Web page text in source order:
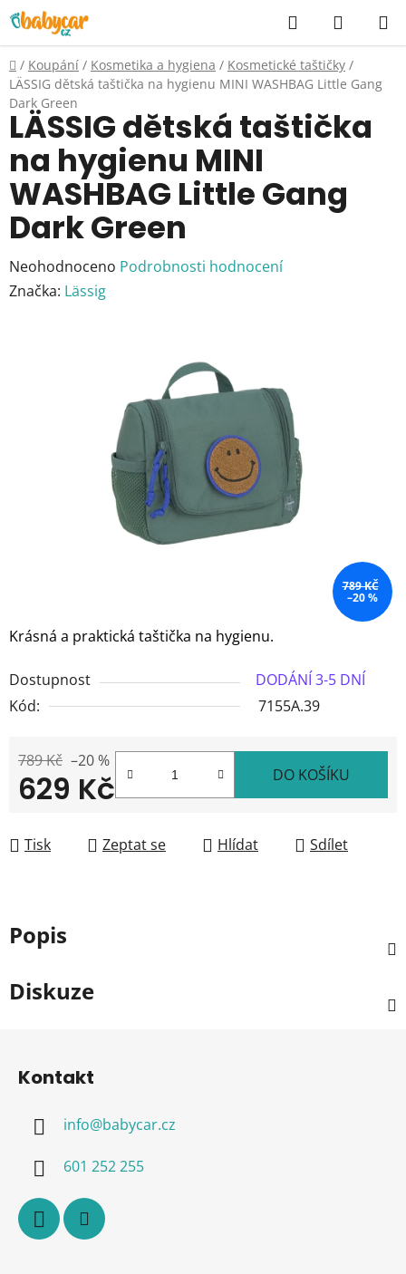
Přejít
na
obsah
Hledat
KOŠÍK
Domů
/ Koupání / Kosmetika a hygiena / Kosmetické taštičky /
LÄSSIG dětská taštička na hygienu MINI WASHBAG Little Gang
Dark Green
Krásná a praktická taštička na hygienu.
Dostupnost
DODÁNÍ 3-5 DNÍ
Kód:
7155A.39
789 Kč –20 %
629 Kč DO KOŠÍKU
Tisk Zeptat se Hlídat Sdílet
LÄSSIG dětská taštička
na hygienu MINI
WASHBAG Little Gang
Dark Green
Průměrné
hodnocení
Neohodnoceno Podrobnosti hodnocení
Značka: Lässig
789 KČ
–20 %
Popis
Diskuze
Kontakt
info@babycar.cz
601 252 255